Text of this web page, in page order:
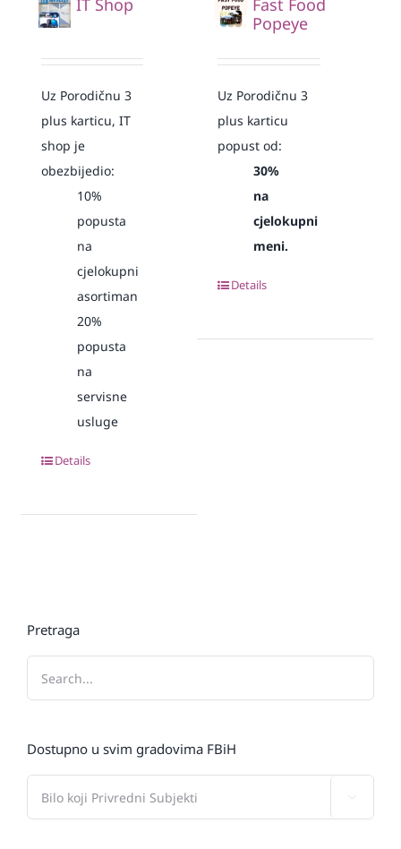
Uz Porodičnu 3
plus karticu, IT
shop je
obezbijedio:
10%
popusta
na
cjelokupni
asortiman
20%
popusta
na
servisne
usluge
Details
Popeye
Uz Porodičnu 3
plus karticu
popust od:
30%
na
cjelokupni
meni.
Details
Pretraga
Dostupno u svim gradovima FBiH